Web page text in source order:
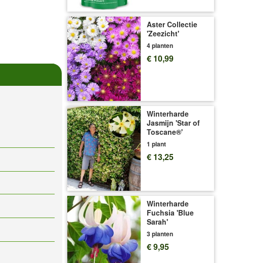
Aster Collectie
'Zeezicht'
4 planten
€ 10,99
Winterharde
Jasmijn 'Star of
Toscane®'
1 plant
€ 13,25
Winterharde
Fuchsia 'Blue
Sarah'
3 planten
€ 9,95